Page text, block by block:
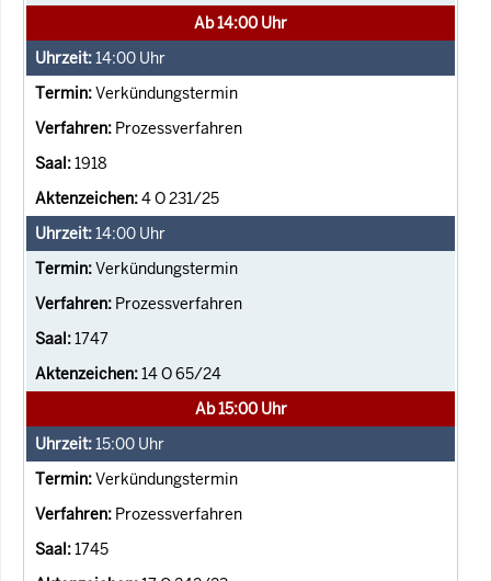
Ab 14:00 Uhr
14:00 Uhr
Verkündungstermin
Prozessverfahren
1918
4 O 231/25
14:00 Uhr
Verkündungstermin
Prozessverfahren
1747
14 O 65/24
Ab 15:00 Uhr
15:00 Uhr
Verkündungstermin
Prozessverfahren
1745